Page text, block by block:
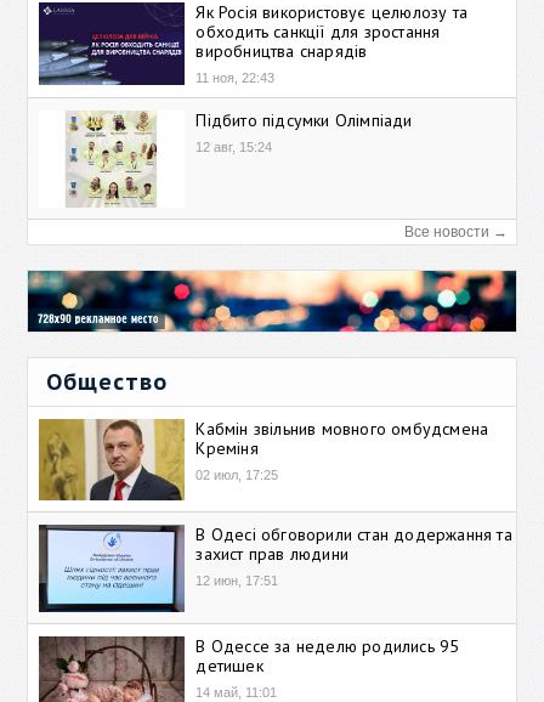
Як Росія використовує целюлозу та
обходить санкції для зростання
виробництва снарядів
11 ноя, 22:43
Підбито підсумки Олімпіади
12 авг, 15:24
Все новости →
Общество
Кабмін звільнив мовного омбудсмена
Креміня
02 июл, 17:25
В Одесі обговорили стан додержання та
захист прав людини
12 июн, 17:51
В Одессе за неделю родились 95
детишек
14 май, 11:01